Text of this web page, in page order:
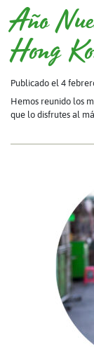
Año
Hong
Publicado el 4
Hemos reunido los
que lo disfrutes al